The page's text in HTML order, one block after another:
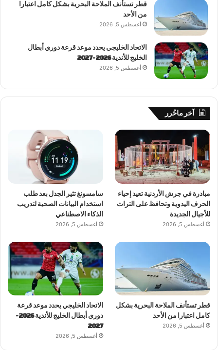
قطر تستأنف الملاحة البحرية بشكل كامل اعتبارا
من الأحد
أغسطس 5, 2026
الاتحاد الخليجي يحدد موعد قرعة دوري أبطال
الخليج للأندية 2026-2027
أغسطس 5, 2026
آخر ماحُرر
مبادرة في جرش الأردنية تعيد إحياء
الحرف اليدوية وتحافظ على التراث
للأجيال الجديدة
أغسطس 5, 2026
سامسونغ تثير الجدل بعد طلب
استخدام البيانات الصحية لتدريب
الذكاء الاصطناعي
أغسطس 5, 2026
قطر تستأنف الملاحة البحرية بشكل
كامل اعتبارا من الأحد
أغسطس 5, 2026
الاتحاد الخليجي يحدد موعد قرعة
دوري أبطال الخليج للأندية 2026-
2027
أغسطس 5, 2026